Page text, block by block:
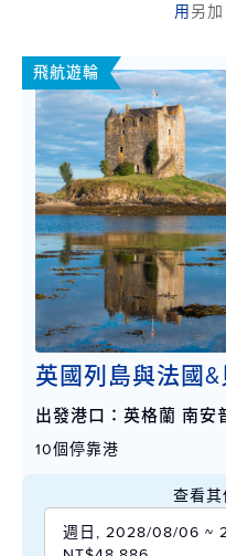
用 另
飛航遊輪
英國列島與法國
出發港口：英格蘭 南安
10個停靠港
查看其
週日, 2028/08/06 ~